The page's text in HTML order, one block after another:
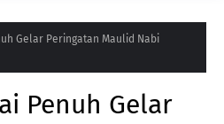
Gelar Peringatan Maulid Nabi
Penuh Gelar